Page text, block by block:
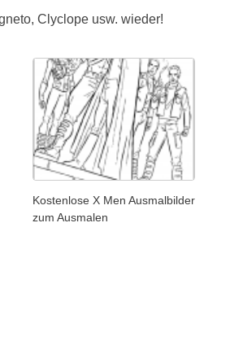
Clyclope usw. wieder!
Kostenlose X Men Ausmalbilder
zum Ausmalen